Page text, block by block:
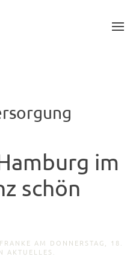
im
schön
AM DONNERSTAG, 18.
AKTUELLES